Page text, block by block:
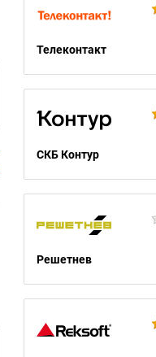
Телеконтакт
СКБ Контур
Решетнев